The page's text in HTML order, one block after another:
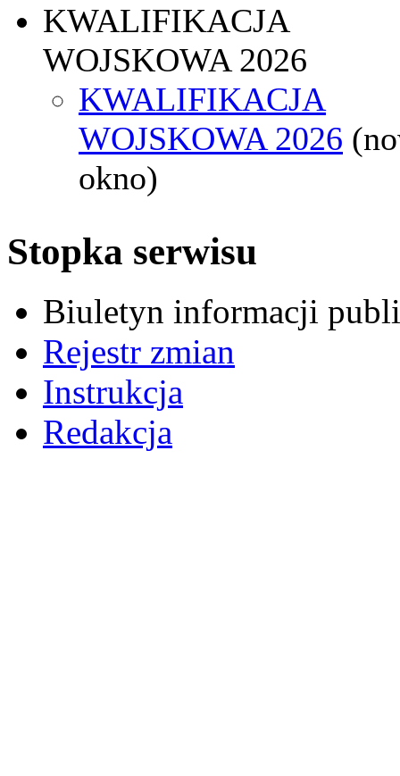
KWALIFIKACJA
WOJSKOWA 2026
KWALIFIKACJA
WOJSKOWA 2026
okno)
Stopka serwisu
Biuletyn informacji
Rejestr zmian
Instrukcja
Redakcja